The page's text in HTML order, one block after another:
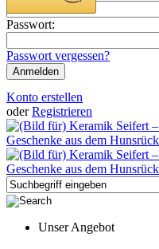
Passwort:
Passwort vergessen?
Konto erstellen
oder Registrieren
Unser Angebot